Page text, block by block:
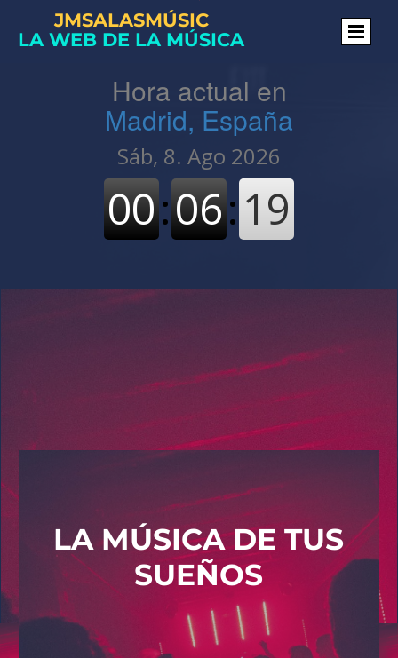
JMSALASMÚSIC
LA WEB DE LA MÚSICA
Hora actual en
Madrid, España
LA MÚSICA DE TUS
SUEÑOS